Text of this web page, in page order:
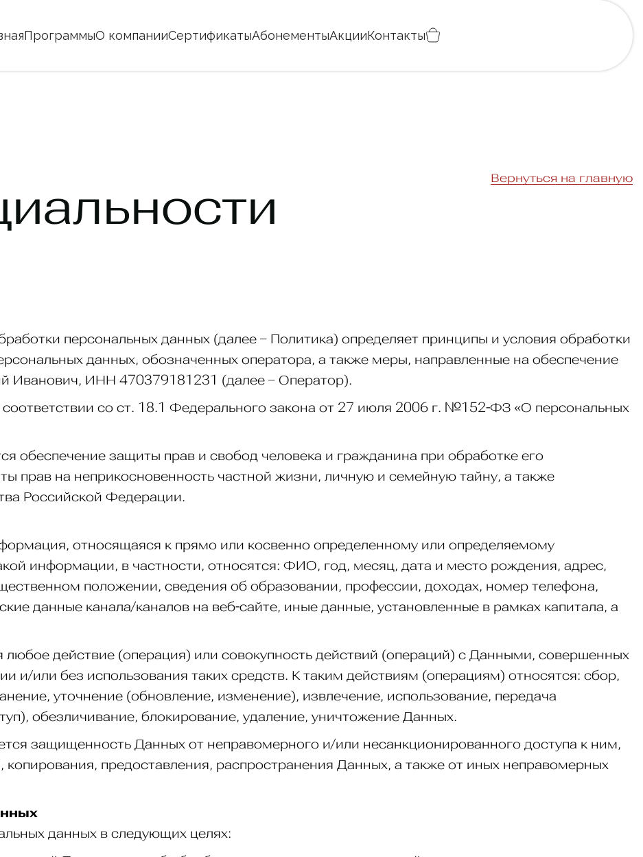
ПрограммыО компанииСертификатыАбонементыАкцииКонтакты
Вернуться на главную
персональных данных (далее – Политика) определяет принципы и условия обработки
данных, обозначенных оператора, а также меры, направленные на обеспечение
Иванович, ИНН 470379181231 (далее – Оператор).
со ст. 18.1 Федерального закона от 27 июля 2006 г. №152-ФЗ «О персональных
обеспечение защиты прав и свобод человека и гражданина при обработке его
прав на неприкосновенность частной жизни, личную и семейную тайну, а также
Российской Федерации.
относящаяся к прямо или косвенно определенному или определяемому
информации, в частности, относятся: ФИО, год, месяц, дата и место рождения, адрес,
положении, сведения об образовании, профессии, доходах, номер телефона,
данные канала/каналов на веб-сайте, иные данные, установленные в рамках капитала, а
действие (операция) или совокупность действий (операций) с Данными, совершенных
и/или без использования таких средств. К таким действиям (операциям) относятся: сбор,
уточнение (обновление, изменение), извлечение, использование, передача
обезличивание, блокирование, удаление, уничтожение Данных.
защищенность Данных от неправомерного и/или несанкционированного доступа к ним,
предоставления, распространения Данных, а также от иных неправомерных
данных в следующих целях: